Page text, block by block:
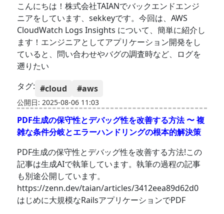
こんにちは！株式会社TAIANでバックエンドエンジ
ニアをしています、sekkeyです。今回は、AWS
CloudWatch Logs Insights について、簡単に紹介し
ます！エンジニアとしてアプリケーション開発をし
ていると、問い合わせやバグの調査時など、ログを
遡りたい
タグ: #cloud #aws
公開日: 2025-08-06 11:03
PDF生成の保守性とデバッグ性を改善する方法 〜 複
雑な条件分岐とエラーハンドリングの根本的解決策
PDF生成の保守性とデバッグ性を改善する方法!この
記事は生成AIで執筆しています。執筆の過程の記事
も別途公開しています。
https://zenn.dev/taian/articles/3412eea89d62d0
はじめに大規模なRailsアプリケーションでPDF